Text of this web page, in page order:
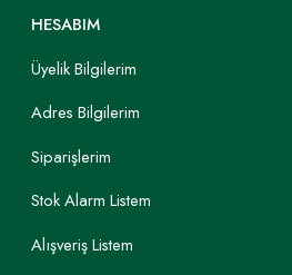
HESABIM
Üyelik Bilgilerim
Adres Bilgilerim
Siparişlerim
Stok Alarm Listem
Alışveriş Listem